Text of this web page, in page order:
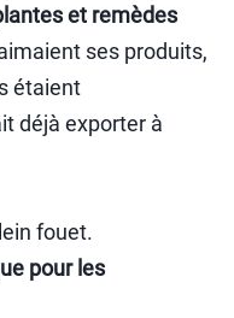
et remèdes
ses produits,
étaient
déjà exporter à
fouet.
pour les